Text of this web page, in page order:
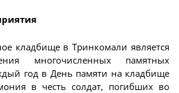
кладбище в Тринкомали является
многочисленных памятных
год в День памяти на кладбище
в честь солдат, погибших во